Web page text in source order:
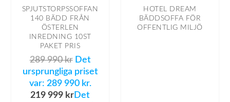
SPJUTSTORPSSOFFAN
140 BÄDD FRÅN
ÖSTERLEN
INREDNING 10ST
PAKET PRIS
289 990kr Det
ursprungliga priset
var: 289 990 kr.
219 999 krDet
HOTEL DREAM
BÄDDSOFFA FÖR
OFFENTLIG MILJÖ